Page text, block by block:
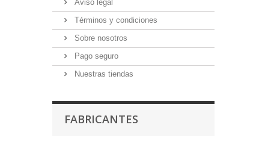
Aviso legal
Términos y condiciones
Sobre nosotros
Pago seguro
Nuestras tiendas
FABRICANTES